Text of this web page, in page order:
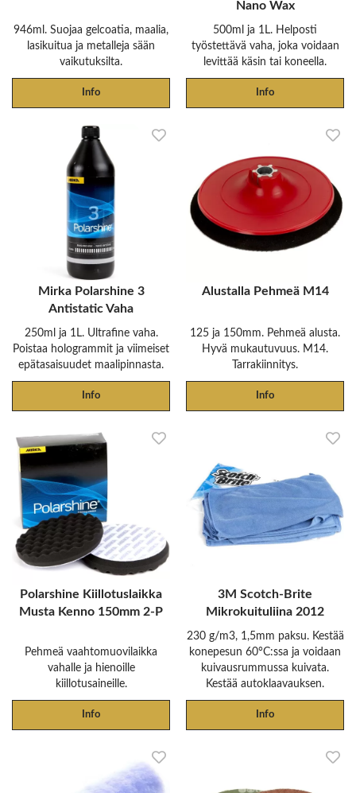
946ml. Suojaa gelcoatia, maalia,
lasikuitua ja metalleja sään
vaikutuksilta.
Info
Nano Wax
500ml ja 1L. Helposti
työstettävä vaha, joka voidaan
levittää käsin tai koneella.
Info
Mirka Polarshine 3
Antistatic Vaha
250ml ja 1L. Ultrafine vaha.
Poistaa hologrammit ja viimeiset
epätasaisuudet maalipinnasta.
Info
Alustalla Pehmeä M14
125 ja 150mm. Pehmeä alusta.
Hyvä mukautuvuus. M14.
Tarrakiinnitys.
Info
Polarshine Kiillotuslaikka
Musta Kenno 150mm 2-P
Pehmeä vaahtomuovilaikka
vahalle ja hienoille
kiillotusaineille.
Info
3M Scotch-Brite
Mikrokuituliina 2012
230 g/m3, 1,5mm paksu. Kestää
konepesun 60°C:ssa ja voidaan
kuivausrummussa kuivata.
Kestää autoklaavauksen.
Info